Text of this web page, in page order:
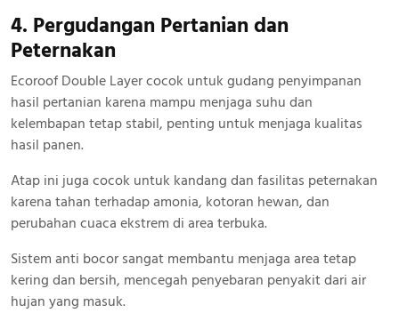
4. Pergudangan Pertanian dan
Peternakan
Ecoroof Double Layer cocok untuk gudang penyimpanan
hasil pertanian karena mampu menjaga suhu dan
kelembapan tetap stabil, penting untuk menjaga kualitas
hasil panen.
Atap ini juga cocok untuk kandang dan fasilitas peternakan
karena tahan terhadap amonia, kotoran hewan, dan
perubahan cuaca ekstrem di area terbuka.
Sistem anti bocor sangat membantu menjaga area tetap
kering dan bersih, mencegah penyebaran penyakit dari air
hujan yang masuk.